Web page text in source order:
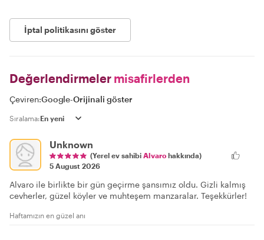
İptal politikasını göster
Değerlendirmeler misafirlerden
Çeviren:Google-Orijinali göster
Sıralama:
Unknown
(Yerel ev sahibi Alvaro hakkında)
5 August 2026
Alvaro ile birlikte bir gün geçirme şansımız oldu. Gizli kalmış
cevherler, güzel köyler ve muhteşem manzaralar. Teşekkürler!
Haftamızın en güzel anı